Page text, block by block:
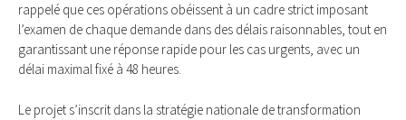
rappelé que ces opérations obéissent à un cadre strict imposant
l’examen de chaque demande dans des délais raisonnables, tout en
garantissant une réponse rapide pour les cas urgents, avec un
délai maximal fixé à 48 heures.
Le projet s’inscrit dans la stratégie nationale de transformation